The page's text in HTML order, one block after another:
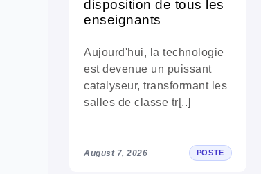
disposition de tous les
enseignants
Aujourd'hui, la technologie
est devenue un puissant
catalyseur, transformant les
salles de classe tr[..]
August 7, 2026 POSTE